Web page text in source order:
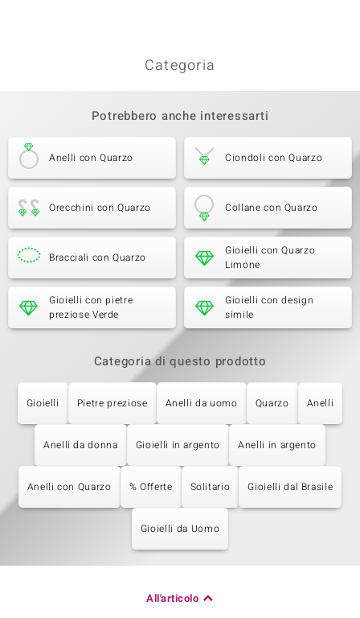
Categoria
Potrebbero anche interessarti
Anelli con Quarzo Ciondoli con Quarzo
Orecchini con Quarzo Collane con Quarzo
Bracciali con Quarzo
Gioielli con Quarzo
Limone
Gioielli con pietre
preziose Verde
Gioielli con design
simile
Categoria di questo prodotto
Gioielli Pietre preziose Anelli da uomo Quarzo Anelli
Anelli da donna Gioielli in argento Anelli in argento
Anelli con Quarzo % Offerte Solitario Gioielli dal Brasile
Gioielli da Uomo
All'articolo